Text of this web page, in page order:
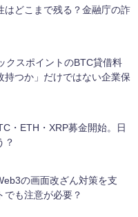
はどこまで残る？金融庁の詐
クスポイントのBTC貸借料
持つか」だけではない企業保
・ETH・XRP募金開始。日
？
の画面改ざん対策を支
でも注意が必要？